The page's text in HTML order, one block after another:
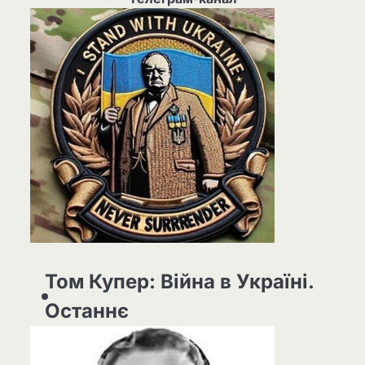
Том Купер: Війна в Україні.
Останнє